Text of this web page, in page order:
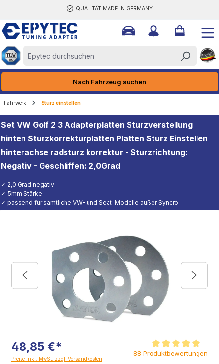
QUALITÄT MADE IN GERMANY
Nach Fahrzeug suchen
Fahrwerk Sturz einstellen
Set VW Golf 2 3 Adapterplatten Sturzverstellung
hinten Sturzkorrekturplatten Platten Sturz Einstellen
hinterachse radsturz korrektur - Sturzrichtung:
Negativ - Geschliffen: 2,0Grad
✓ 2,0 Grad negativ
✓ 5mm Stärke
✓ passend für sämtliche VW- und Seat-Modelle außer Syncro
48,85 €*
Preise inkl. MwSt. zzgl. Versandkosten
Durchschnittliche
88 Produktbewertungen